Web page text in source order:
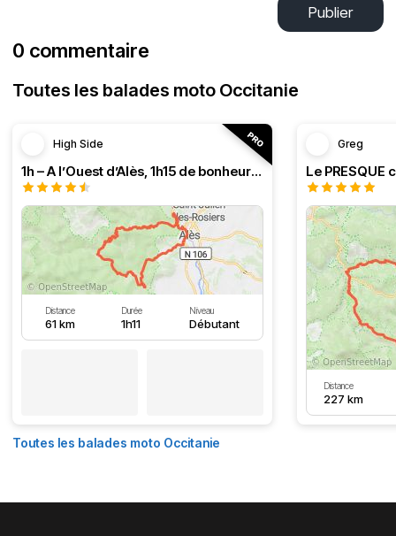
Publier
0 commentaire
Toutes les balades moto Occitanie
High Side
1h – A l’Ouest d’Alès, 1h15 de bonheur (HSRF23)
Distance
61 km
Durée
1h11
Niveau
Débutant
Greg
Distance
227 km
Toutes les balades moto Occitanie